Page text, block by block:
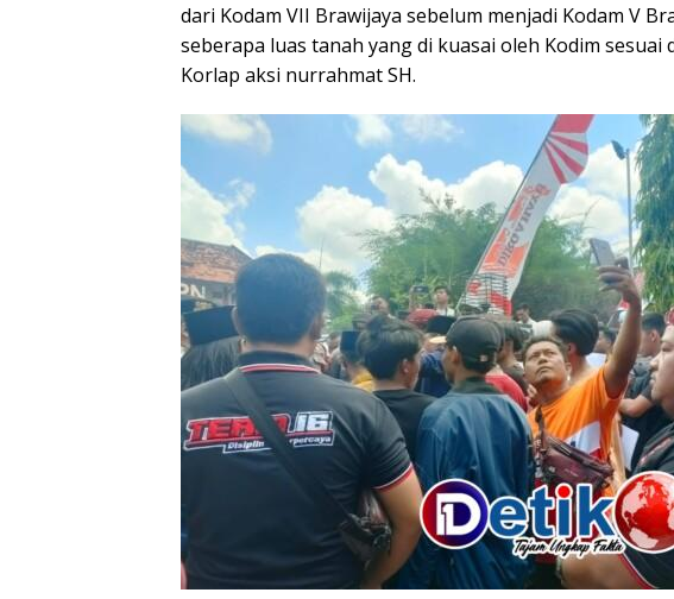
dari Kodam VII Brawijaya sebelum menjadi Kodam V
seberapa luas tanah yang di kuasai oleh Kodim
Korlap aksi nurrahmat SH.